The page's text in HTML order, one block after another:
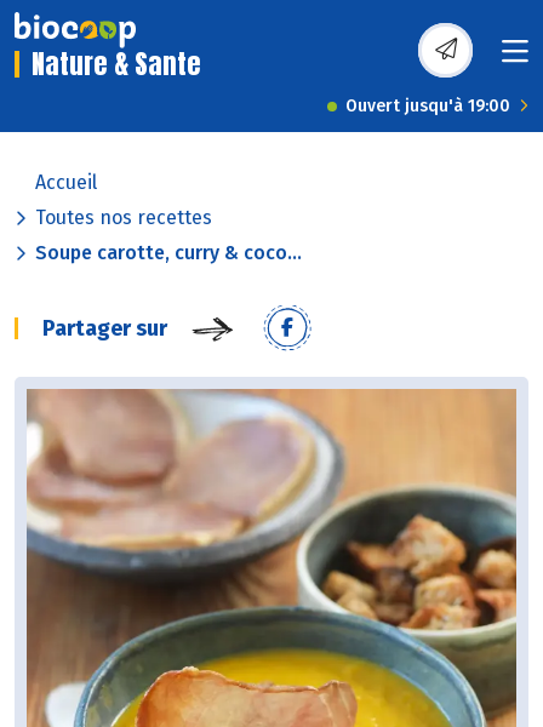
Nature & Sante
Ouvert jusqu'à 19:00
Accueil
Toutes nos recettes
Soupe carotte, curry & coco...
Partager sur